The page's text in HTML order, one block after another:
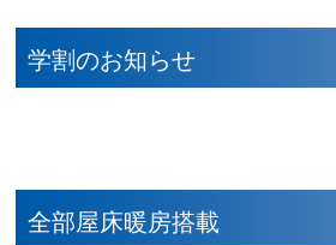
学割のお知らせ
全部屋床暖房搭載